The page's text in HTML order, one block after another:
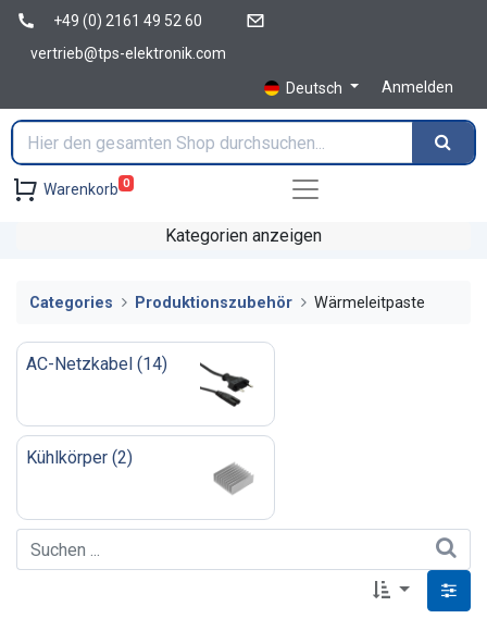
+49 (0) 2161 49 52 60
vertrieb@tps-elektronik.com
Deutsch
Anmelden
Warenkorb 0
Kategorien anzeigen
Categories Produktionszubehör Wärmeleitpaste
AC-Netzkabel (14)
Kühlkörper (2)